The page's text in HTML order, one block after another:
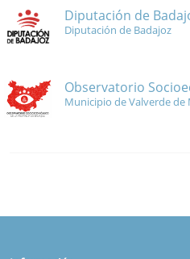
Diputación de
Diputación de Badajoz
Observatorio
Municipio de Valverde de